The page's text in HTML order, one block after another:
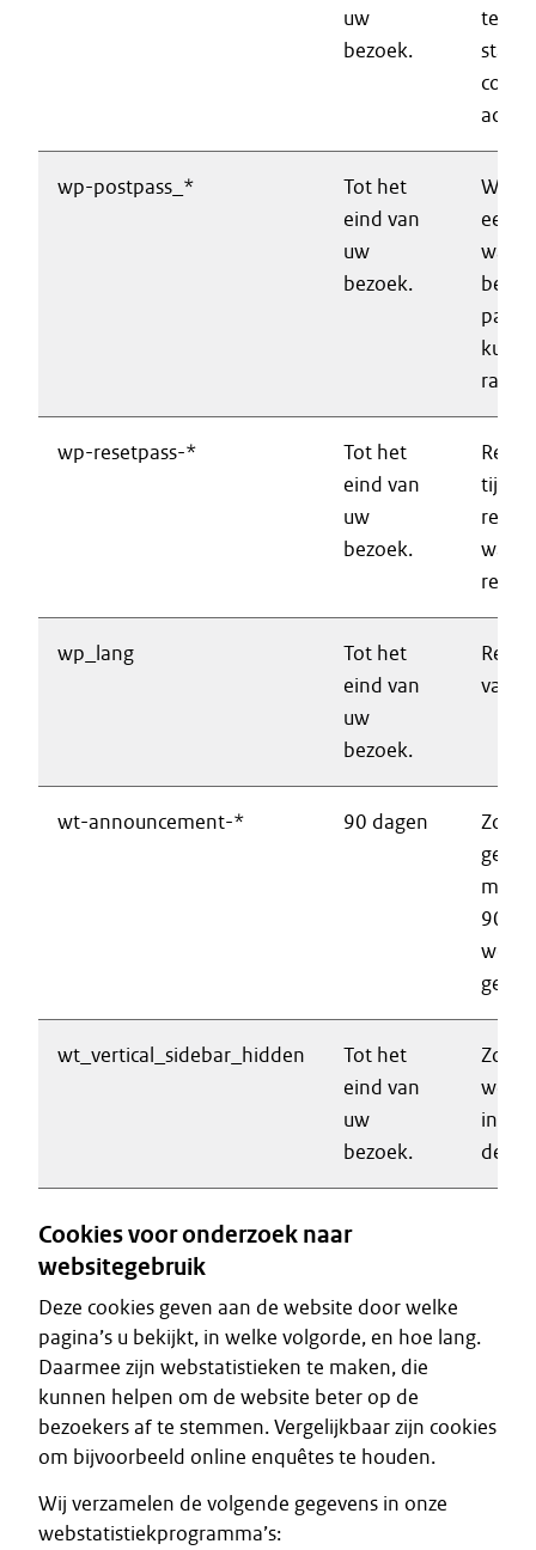
uw
bezoek.
staat
wp-postpass_*
Tot het
eind van
uw
bezoek.
een
wp-resetpass-*
Tot het
eind van
uw
bezoek.
reset
wp_lang
Tot het
eind van
uw
bezoek.
van
wt-announcement-* 90 dagen
Zorgt
90
wt_vertical_sidebar_hidden
Tot het
eind van
uw
bezoek.
Zorgt
de
Cookies voor onderzoek naar
websitegebruik
Deze cookies geven aan de website door welke
pagina’s u bekijkt, in welke volgorde, en hoe lang.
Daarmee zijn webstatistieken te maken, die
kunnen helpen om de website beter op de
bezoekers af te stemmen. Vergelijkbaar zijn cookies
om bijvoorbeeld online enquêtes te houden.
Wij verzamelen de volgende gegevens in onze
webstatistiekprogramma’s: